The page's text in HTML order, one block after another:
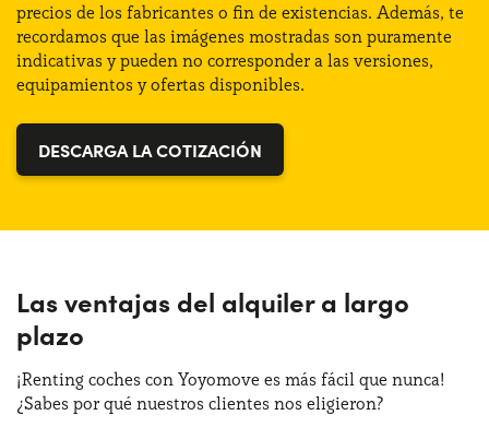
Potencia:145 CV
Distintivo:D
precios de los fabricantes o fin de existencias. Además, te
recordamos que las imágenes mostradas son puramente
indicativas y pueden no corresponder a las versiones,
equipamientos y ofertas disponibles.
DESCARGA LA COTIZACIÓN
Las ventajas del alquiler a largo
plazo
¡Renting coches con Yoyomove es más fácil que nunca!
¿Sabes por qué nuestros clientes nos eligieron?